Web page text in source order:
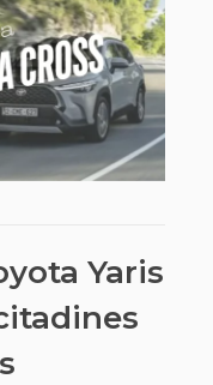
Yaris